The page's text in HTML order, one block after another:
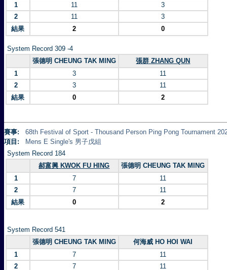
1
11
3
2
11
3
結果
2 0
System Record 309 -4
張德明 CHEUNG TAK MING
張群 ZHANG QUN
1
3
11
2
3
11
結果
0 2
賽事:
68th Festival of Sport - Thousand Person Ping Pong Tournament
項目:
Mens E Single's 男子戊組
System Record 184
郝富興 KWOK FU HING
張德明 CHEUNG TAK MING
1
7
11
2
7
11
結果
0 2
System Record 541
張德明 CHEUNG TAK MING
何海威 HO HOI WAI
1
7
11
2
7
11